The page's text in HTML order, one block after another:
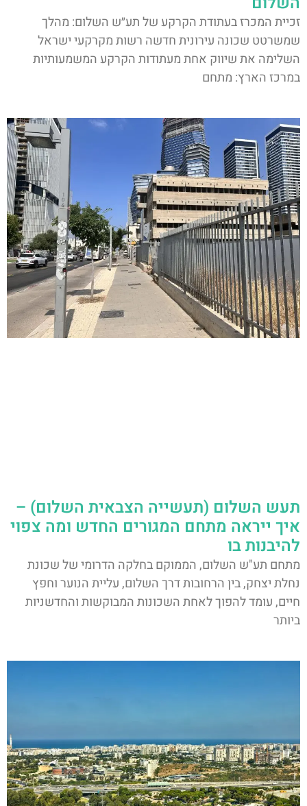
זכיית המכרז בעתודת הקרקע של תע״ש השלום: מהלך
שמשרטט שכונה עירונית חדשה רשות מקרקעי ישראל
השלימה את שיווק אחת מעתודות הקרקע המשמעותיות
במרכז הארץ: מתחם
תעש השלום (תעשייה הצבאית השלום) –
איך ייראה מתחם המגורים החדש ומה צפוי
להיבנות בו
מתחם תע"ש השלום, הממוקם בחלקה הדרומי של שכונת
נחלת יצחק, בין הרחובות דרך השלום, עליית הנוער וחפץ
חיים, עומד להפוך לאחת השכונות המבוקשות והחדשניות
ביותר